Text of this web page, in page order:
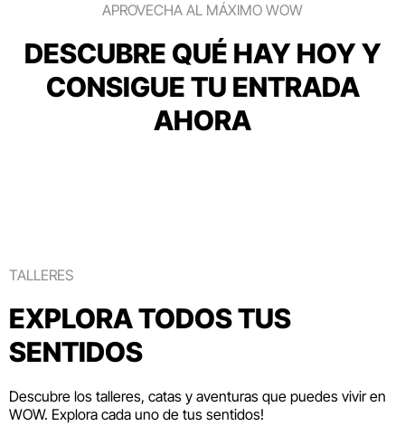
APROVECHA AL MÁXIMO WOW
DESCUBRE QUÉ HAY HOY Y
CONSIGUE TU ENTRADA
AHORA
TALLERES
EXPLORA TODOS TUS
SENTIDOS
Descubre los talleres, catas y aventuras que puedes vivir en
WOW. Explora cada uno de tus sentidos!